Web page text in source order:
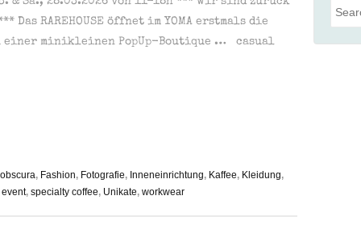
Das RAREHOUSE öffnet im YOMA erstmals die
einer minikleinen PopUp-Boutique … casual
, Fashion, Fotografie, Inneneinrichtung, Kaffee, Kleidung,
, specialty coffee, Unikate, workwear
nach: